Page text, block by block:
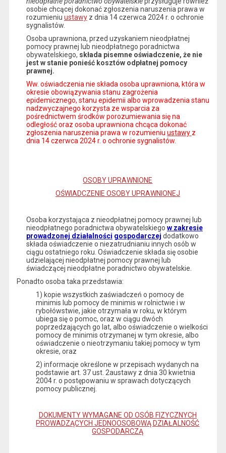
osobie chcącej dokonać zgłoszenia naruszenia prawa w
rozumieniu ustawyz dnia 14 czerwca 2024 r. o ochronie
sygnalistów.
Osoba uprawniona, przed uzyskaniem nieodpłatnej
pomocy prawnej lub nieodpłatnego poradnictwa
obywatelskiego, składa pisemne oświadczenie, że nie
jest w stanie ponieść kosztów odpłatnej pomocy
prawnej.
Ww. oświadczenia nie składa osoba uprawniona, która w
okresie obowiązywania stanu zagrożenia
epidemicznego, stanu epidemii albo wprowadzenia stanu
nadzwyczajnego korzysta ze wsparcia za
pośrednictwem środków porozumiewania się na
odległość oraz osoba uprawniona chcąca dokonać
zgłoszenia naruszenia prawa w rozumieniu ustawy z
dnia 14 czerwca 2024 r. o ochronie sygnalistów.
OSOBY UPRAWNIONE
OŚWIADCZENIE OSOBY UPRAWNIONEJ
Osoba korzystająca z nieodpłatnej pomocy prawnej lub
nieodpłatnego poradnictwa obywatelskiego w zakresie
prowadzonej działalności gospodarczej dodatkowo
składa oświadczenie o niezatrudnianiu innych osób w
ciągu ostatniego roku. Oświadczenie składa się osobie
udzielającej nieodpłatnej pomocy prawnej lub
świadczącej nieodpłatne poradnictwo obywatelskie.
Ponadto osoba taka przedstawia:
1) kopie wszystkich zaświadczeń o pomocy de
minimis lub pomocy de minimis w rolnictwie i w
rybołówstwie, jakie otrzymała w roku, w którym
ubiega się o pomoc, oraz w ciągu dwóch
poprzedzających go lat, albo oświadczenie o wielkości
pomocy de minimis otrzymanej w tym okresie, albo
oświadczenie o nieotrzymaniu takiej pomocy w tym
okresie, oraz
2) informacje określone w przepisach wydanych na
podstawie art. 37 ust. 2austawy z dnia 30 kwietnia
2004 r. o postępowaniu w sprawach dotyczących
pomocy publicznej.
DOKUMENTY WYMAGANE OD OSÓB FIZYCZNYCH
PROWADZĄCYCH JEDNOOSOBOWĄ DZIAŁALNOŚĆ
GOSPODARCZĄ